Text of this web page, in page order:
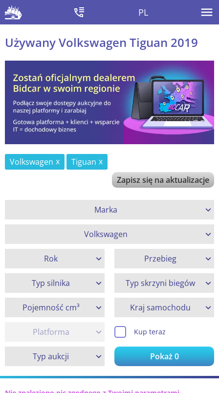
PL
Używany Volkswagen Tiguan 2019
Volkswagen
Tiguan
Zapisz się na aktualizacje
Marka
Volkswagen
Rok Przebieg
Typ silnika Typ skrzyni biegów
Pojemność cm³ Kraj samochodu
Platforma Kup teraz
Typ aukcji Pokaż0